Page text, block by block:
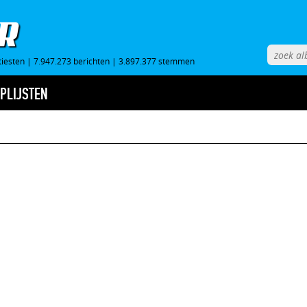
| 7.947.273 berichten | 3.897.377 stemmen